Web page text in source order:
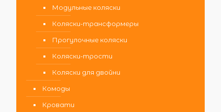
Модульные коляски
Коляски-трансформеры
Прогулочные коляски
Коляски-трости
Коляски для двойни
Комоды
Кровати